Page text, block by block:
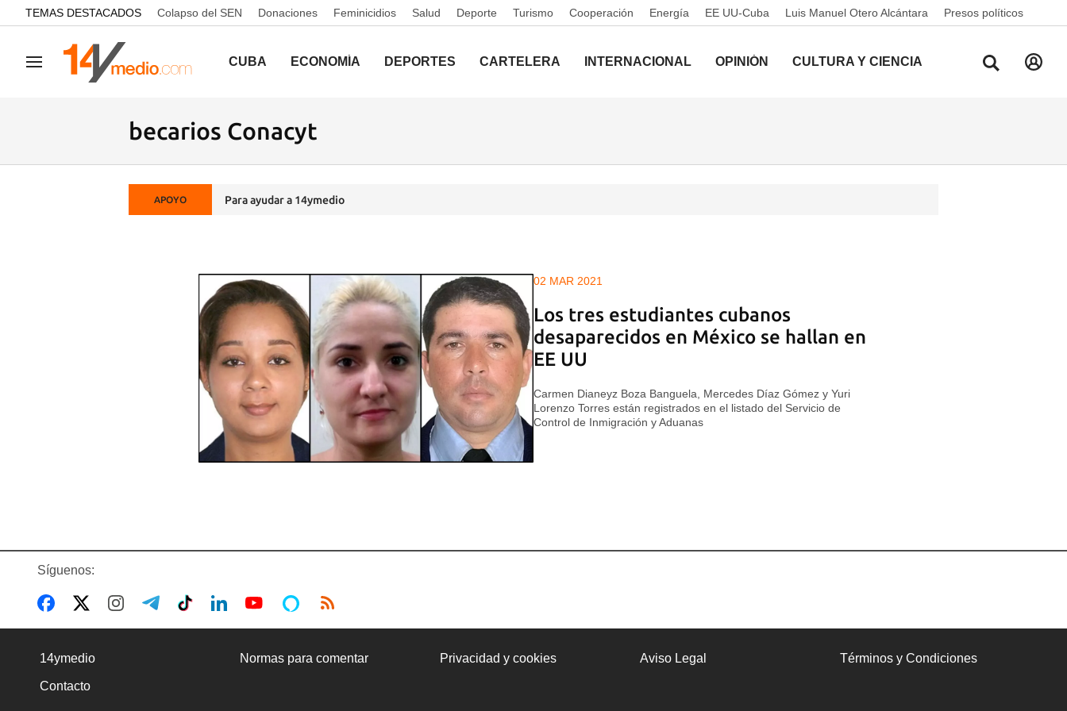
common.go-to-content
TEMAS DESTACADOS Colapso del SEN Donaciones Feminicidios Salud Deporte Turismo Cooperación Energía EE UU-Cuba Luis Manuel Otero Alcántara Presos políticos
Navegación CUBA ECONOMÍA DEPORTES CARTELERA INTERNACIONAL OPINIÓN CULTURA Y CIENCIA
becarios Conacyt
APOYO Para ayudar a 14ymedio
02 MAR 2021
Los tres estudiantes cubanos
desaparecidos en México se hallan en
EE UU
Carmen Dianeyz Boza Banguela, Mercedes Díaz Gómez y Yuri
Lorenzo Torres están registrados en el listado del Servicio de
Control de Inmigración y Aduanas
Síguenos:
14ymedio Normas para comentar Privacidad y cookies Aviso Legal Términos y Condiciones
Contacto